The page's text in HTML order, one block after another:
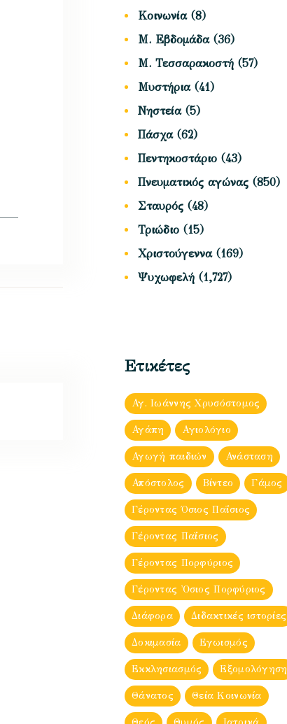
Κοινωνία(8)
Μ. Εβδομάδα(36)
Μ. Τεσσαρακοστή (57)
Μυστήρια(41)
Νηστεία(5)
Πάσχα(62)
Πεντηκοστάριο (43)
Πνευματικός αγώνας (850)
Σταυρός (48)
Τριώδιο (15)
Χριστούγεννα(169)
Ψυχωφελή (1,727)
Ετικέτες
Αγ. Ιωάννης Χρυσόστομος
Αγάπη Αγιολόγιο
Αγωγή παιδιών Ανάσταση
Απόστολος Βίντεο Γάμος
Γέροντας Όσιος Παΐσιος
Γέροντας Παΐσιος
Γέροντας Πορφύριος
Γέροντας Ὀσιος Πορφύριος
Διάφορα Διδακτικές ιστορίες
Δοκιμασία Εγωισμός
Εκκλησιασμός Εξομολόγηση
Θάνατος Θεία Κοινωνία